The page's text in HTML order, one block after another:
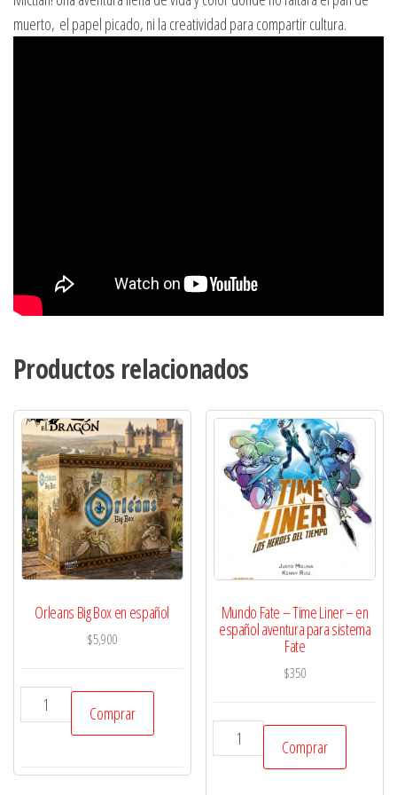
muerto, el papel picado, ni la creatividad para compartir cultura.
Productos relacionados
Orleans Big Box en español
$5,900
Orleans
Big
en
Comprar
Mundo Fate – Time Liner – en
español aventura para sistema
Fate
$350
Mundo
Fate
Comprar